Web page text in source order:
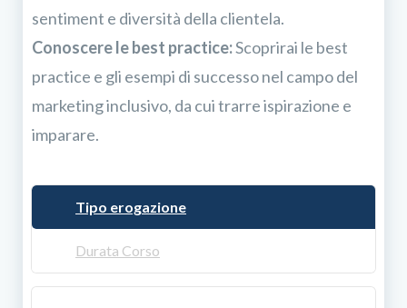
sentiment e diversità della clientela.
Conoscere le best practice:Scoprirai le best
practice e gli esempi di successo nel campo del
marketing inclusivo, da cui trarre ispirazione e
imparare.
Tipo erogazione
Durata Corso